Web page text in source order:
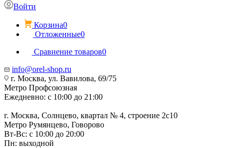
Войти
Корзина0
Отложенные0
Сравнение товаров0
info@orel-shop.ru
г. Москва, ул. Вавилова, 69/75
Метро Профсоюзная
Ежедневно: с 10:00 до 21:00
г. Москва, Солнцево, квартал № 4, строение 2с10
Метро Румянцево, Говорово
Вт-Вс: с 10:00 до 20:00
Пн: выходной